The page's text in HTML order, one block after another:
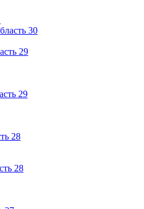
30
29
29
28
28